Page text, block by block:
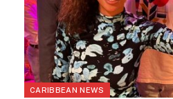
CARIBBEAN NEWS